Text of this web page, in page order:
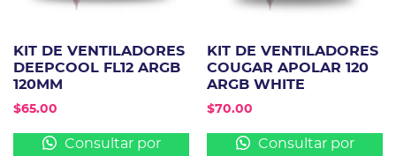
KIT DE VENTILADORES
DEEPCOOL FL12 ARGB
120MM
$65.00
Consultar por
KIT DE VENTILADORES
COUGAR APOLAR 120
ARGB WHITE
$70.00
Consultar por